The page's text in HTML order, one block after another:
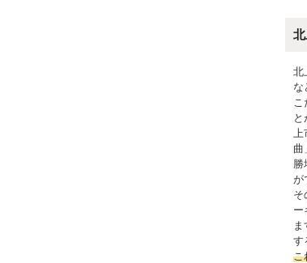
北
な
こ
上
曲
勝
が
そ
ー
す
こ